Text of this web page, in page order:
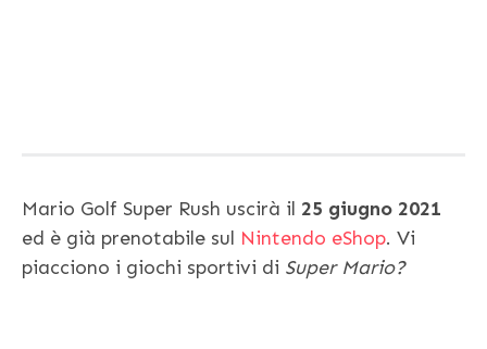
Mario Golf Super Rush uscirà il 25 giugno 2021
ed è già prenotabile sul Nintendo eShop. Vi
piacciono i giochi sportivi di Super Mario?